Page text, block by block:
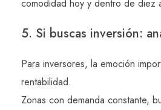
comodidad hoy y dentro de diez
5. Si buscas inversión:
Para inversores, la emoción
rentabilidad.
Zonas con demanda constante,